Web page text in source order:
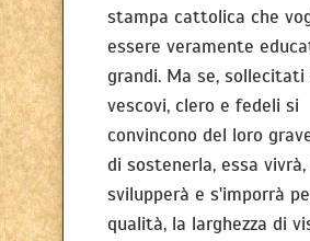
stampa cattolica che
essere veramente
grandi. Ma se, sollecitati
vescovi, clero e fedeli si
convincono del loro
di sostenerla, essa vivrà,
svilupperà e s'imporrà
qualità, la larghezza di